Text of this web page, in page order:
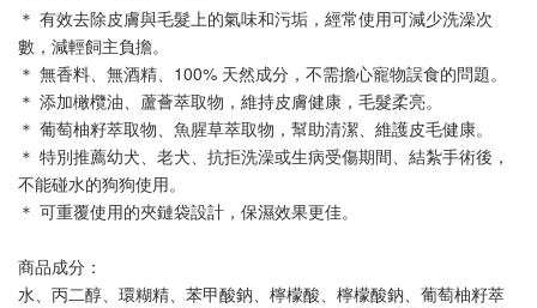
＊ 有效去除皮膚與毛髮上的氣味和污垢，經常使用可減少洗澡次
數，減輕飼主負擔。
＊ 無香料、無酒精、100% 天然成分，不需擔心寵物誤食的問題。
＊ 添加橄欖油、蘆薈萃取物，維持皮膚健康，毛髮柔亮。
＊ 葡萄柚籽萃取物、魚腥草萃取物，幫助清潔、維護皮毛健康。
＊ 特別推薦幼犬、老犬、抗拒洗澡或生病受傷期間、結紮手術後，
不能碰水的狗狗使用。
＊ 可重覆使用的夾鏈袋設計，保濕效果更佳。
商品成分：
水、丙二醇、環糊精、苯甲酸鈉、檸檬酸、檸檬酸鈉、葡萄柚籽萃